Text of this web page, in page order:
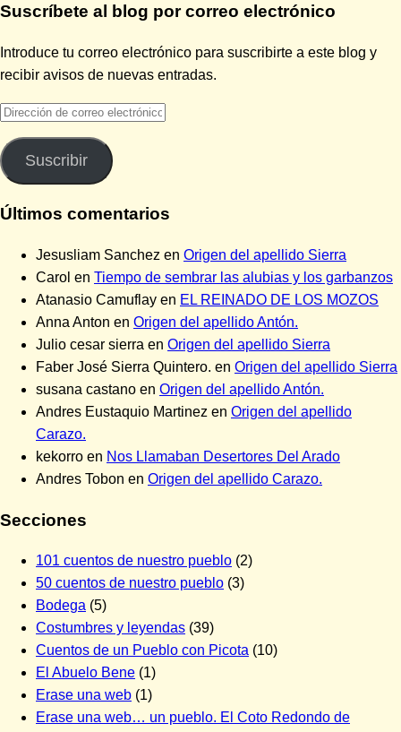
Suscríbete al blog por correo electrónico
Introduce tu correo electrónico para suscribirte a este blog y
recibir avisos de nuevas entradas.
Dirección
correo
electrónico
Suscribir
Últimos comentarios
Jesusliam Sanchez en Origen del apellido Sierra
Carol en Tiempo de sembrar las alubias y los garbanzos
Atanasio Camuflay en EL REINADO DE LOS MOZOS
Anna Anton en Origen del apellido Antón.
Julio cesar sierra en Origen del apellido Sierra
Faber José Sierra Quintero. en Origen del apellido Sierra
susana castano en Origen del apellido Antón.
Andres Eustaquio Martinez en Origen del apellido
Carazo.
kekorro en Nos Llamaban Desertores Del Arado
Andres Tobon en Origen del apellido Carazo.
Secciones
101 cuentos de nuestro pueblo (2)
50 cuentos de nuestro pueblo (3)
Bodega (5)
Costumbres y leyendas (39)
Cuentos de un Pueblo con Picota (10)
El Abuelo Bene (1)
Erase una web (1)
Erase una web… un pueblo. El Coto Redondo de